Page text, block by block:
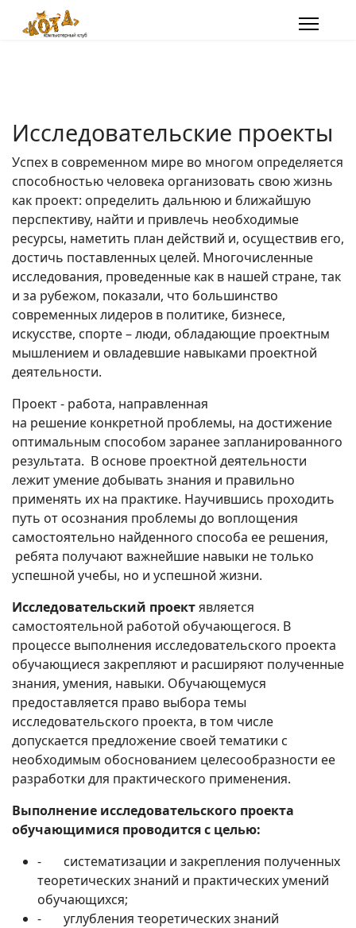
Исследовательские проекты
Успех в современном мире во многом определяется
способностью человека организовать свою жизнь
как проект: определить дальнюю и ближайшую
перспективу, найти и привлечь необходимые
ресурсы, наметить план действий и, осуществив его,
достичь поставленных целей. Многочисленные
исследования, проведенные как в нашей стране, так
и за рубежом, показали, что большинство
современных лидеров в политике, бизнесе,
искусстве, спорте – люди, обладающие проектным
мышлением и овладевшие навыками проектной
деятельности.
Проект - работа, направленная
на решение конкретной проблемы, на достижение
оптимальным способом заранее запланированного
результата. В основе проектной деятельности
лежит умение добывать знания и правильно
применять их на практике. Научившись проходить
путь от осознания проблемы до воплощения
самостоятельно найденного способа ее решения,
ребята получают важнейшие навыки не только
успешной учебы, но и успешной жизни.
Исследовательский проектявляется
самостоятельной работой обучающегося. В
процессе выполнения исследовательского проекта
обучающиеся закрепляют и расширяют полученные
знания, умения, навыки. Обучающемуся
предоставляется право выбора темы
исследовательского проекта, в том числе
допускается предложение своей тематики с
необходимым обоснованием целесообразности ее
разработки для практического применения.
Выполнение исследовательского проекта
обучающимися проводится с целью:
- систематизации и закрепления полученных
теоретических знаний и практических умений
обучающихся;
- углубления теоретических знаний